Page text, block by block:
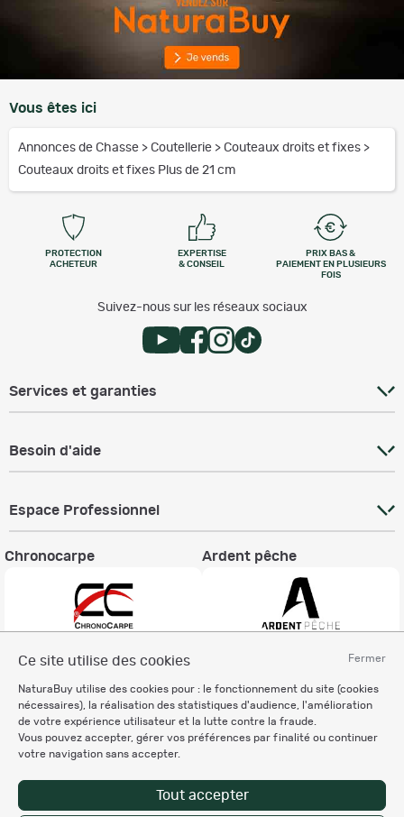
Fermer
Ce site utilise des cookies
NaturaBuy utilise des cookies pour : le fonctionnement du site (cookies
nécessaires), la réalisation des statistiques d'audience, l'amélioration
de votre expérience utilisateur et la lutte contre la fraude.
Vous pouvez accepter, gérer vos préférences par finalité ou continuer
votre navigation sans accepter.
Tout accepter
Vous êtes ici
Annonces de Chasse > Coutellerie > Couteaux droits et fixes >
Couteaux droits et fixes Plus de 21 cm
PROTECTION
ACHETEUR
EXPERTISE
& CONSEIL
PRIX BAS &
PAIEMENT EN PLUSIEURS
FOIS
Suivez-nous sur les réseaux sociaux
Services et garanties
Besoin d'aide
Espace Professionnel
Chronocarpe Ardent pêche
Charte éthique
Mentions légales
Règlement & Conditions d'utilisation
Politique de protection
des données personnelles
Personnalisation des cookies